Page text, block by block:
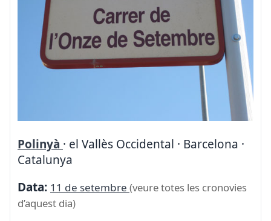
Polinyà · el Vallès Occidental · Barcelona ·
Catalunya
Data: 11 de setembre (veure totes les cronovies
d’aquest dia)